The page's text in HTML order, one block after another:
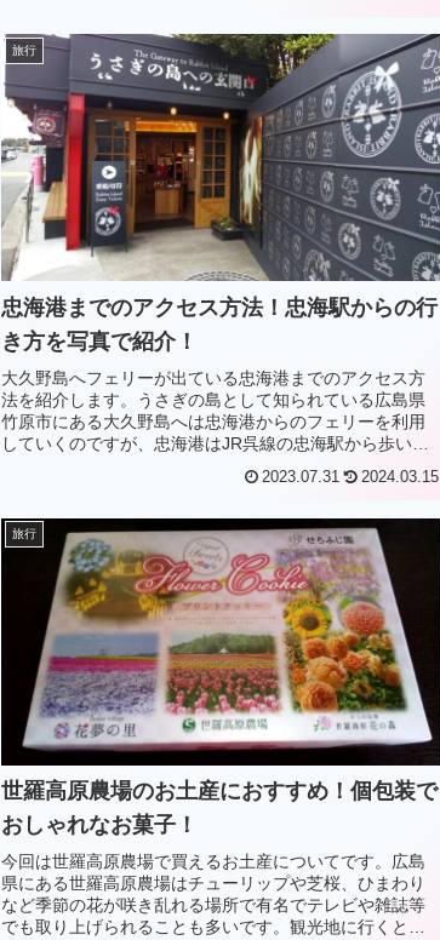
旅行
忠海港までのアクセス方法！忠海駅からの行
き方を写真で紹介！
大久野島へフェリーが出ている忠海港までのアクセス方
法を紹介します。うさぎの島として知られている広島県
竹原市にある大久野島へは忠海港からのフェリーを利用
していくのですが、忠海港はJR呉線の忠海駅から歩いて
2023.07.31 2024.03.15
旅行
世羅高原農場のお土産におすすめ！個包装で
おしゃれなお菓子！
今回は世羅高原農場で買えるお土産についてです。広島
県にある世羅高原農場はチューリップや芝桜、ひまわり
など季節の花が咲き乱れる場所で有名でテレビや雑誌等
でも取り上げられることも多いです。観光地に行くと買